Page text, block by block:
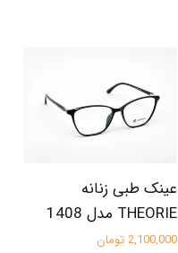
عینک طبی زنانه
THEORIE مدل 1408
2,100,000 تومان